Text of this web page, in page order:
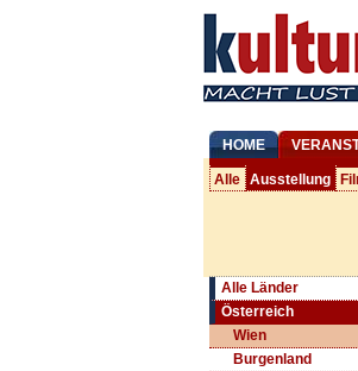
HOME
Alle Ausstellung
Alle Länder
Österreich
Wien
Burgenland